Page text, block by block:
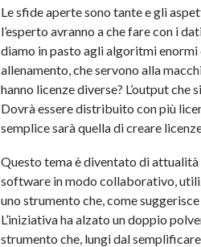
Le sfide aperte sono tante e gli
l’esperto avranno a che fare con i
diamo in pasto agli algoritmi
allenamento, che servono alla
hanno licenze diverse? L’output
Dovrà essere distribuito con più
semplice sarà quella di creare
Questo tema è diventato di
software in modo collaborativo,
uno strumento che, come
L’iniziativa ha alzato un doppio
strumento che, lungi dal